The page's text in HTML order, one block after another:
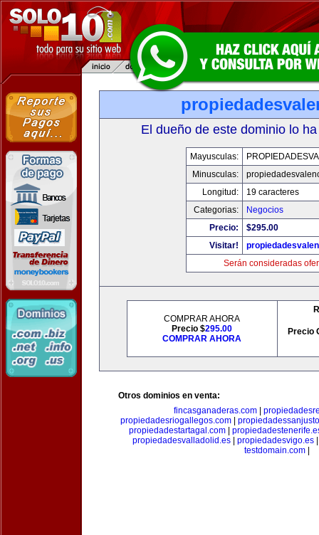
El dueño de este dominio lo
Mayusculas:
Minusculas:
Longitud:
19 caracteres
Categorias:
Negocios
Precio:
$295.00
Visitar!
Serán consideradas
COMPRAR AHORA
Precio $295.00
COMPRAR AHORA
Precio
Otros dominios en venta:
fincasganaderas.com|
propiedadesriogallegos.com|
propiedadestartagal.com|
propiedadesvalladolid.es
propiedadesvigo.es
testdomain.com